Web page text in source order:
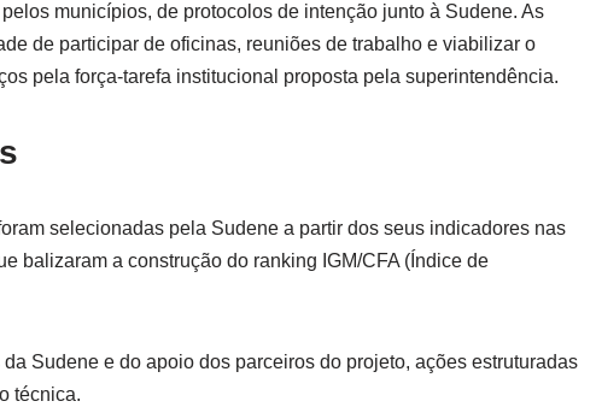
municípios, de protocolos de intenção junto à Sudene. As
de participar de oficinas, reuniões de trabalho e viabilizar o
pela força-tarefa institucional proposta pela superintendência.
selecionadas pela Sudene a partir dos seus indicadores nas
balizaram a construção do ranking IGM/CFA (Índice de
Sudene e do apoio dos parceiros do projeto, ações estruturadas
técnica.